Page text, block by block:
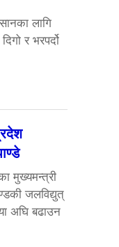
लागि
र भरपर्दो
मुख्यमन्त्री
जलविद्युत्
अघि बढाउन